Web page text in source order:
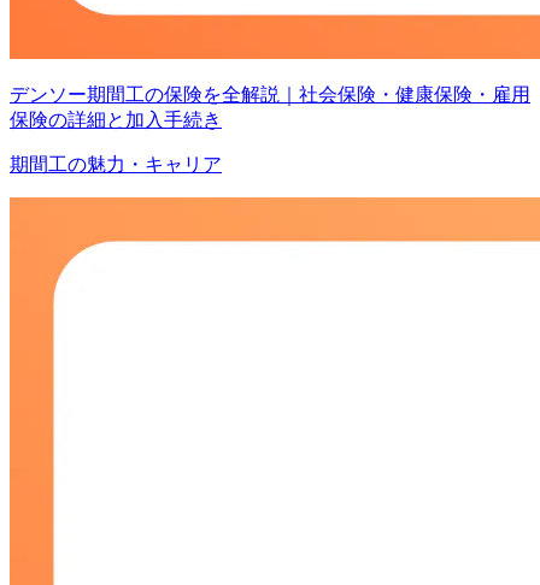
デンソー期間工の保険を全解説｜社会保険・健康保険・雇用
保険の詳細と加入手続き
期間工の魅力・キャリア